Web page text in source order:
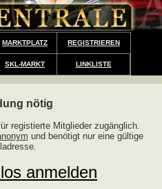
MARKTPLATZ REGISTRIEREN
SKL-MARKT LINKLISTE
nötig
registierte Mitglieder zugänglich.
und benötigt nur eine gültige
anmelden